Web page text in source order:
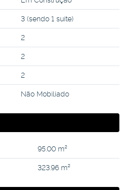
3 (sendo 1 suíte)
2
2
2
Não Mobiliado
95.00 m²
323.96 m²